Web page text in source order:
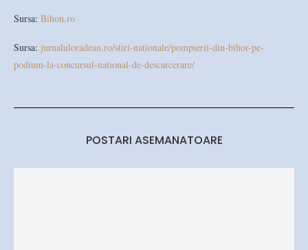
Sursa: Bihon.ro
Sursa: jurnaluloradean.ro/stiri-nationale/pompierii-din-bihor-pe-
podium-la-concursul-national-de-descarcerare/
POSTARI ASEMANATOARE